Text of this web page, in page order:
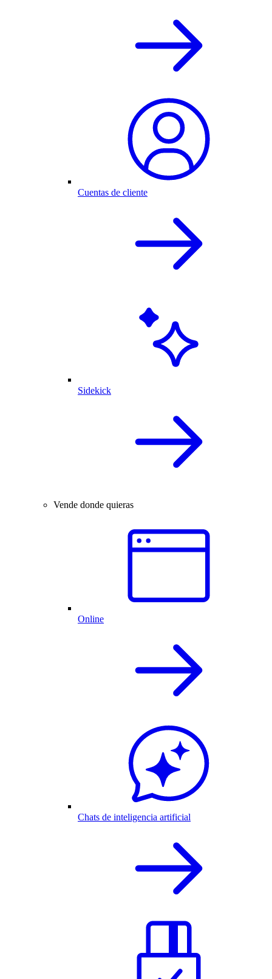
Cuentas de cliente
Sidekick
Vende donde quieras
Online
Chats de inteligencia artificial